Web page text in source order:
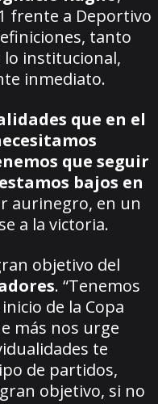
frente a Deportivo
tanto
institucional,
inmediato.
que en el
que seguir
bajos en
aurinegro, en un
a la victoria.
objetivo del
. “Tenemos
de la Copa
más nos urge
te
de partidos,
objetivo, si no